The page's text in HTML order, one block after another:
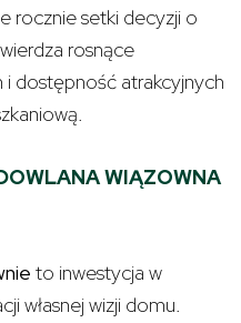
rocznie setki decyzji o
rosnące
dostępność atrakcyjnych
WIĄZOWNA
to inwestycja w
własnej wizji domu.